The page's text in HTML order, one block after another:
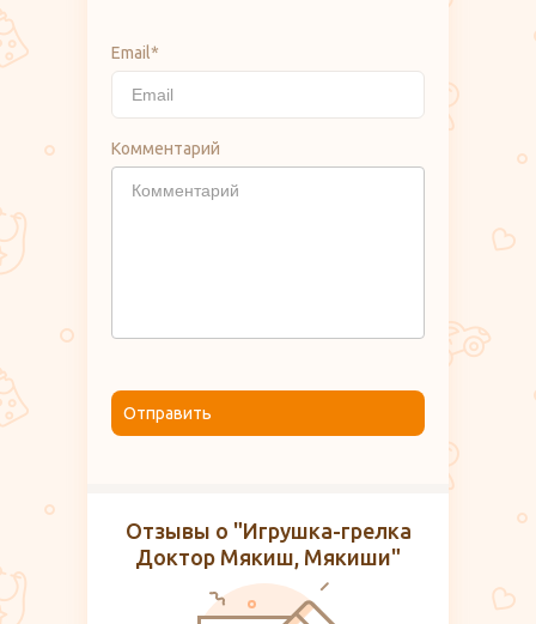
Email*
Комментарий
Отправить
Отзывы о "Игрушка-грелка
Доктор Мякиш, Мякиши"